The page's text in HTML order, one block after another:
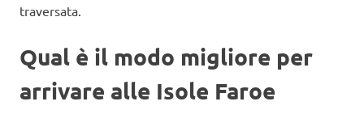
traversata.
Qual è il modo migliore per
arrivare alle Isole Faroe